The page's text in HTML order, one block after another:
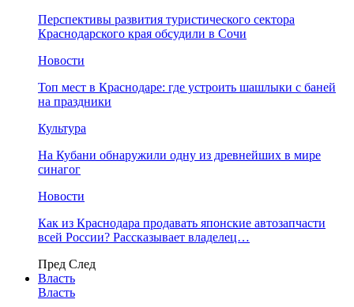
Перспективы развития туристического сектора
Краснодарского края обсудили в Сочи
Новости
Топ мест в Краснодаре: где устроить шашлыки с баней
на праздники
Культура
На Кубани обнаружили одну из древнейших в мире
синагог
Новости
Как из Краснодара продавать японские автозапчасти
всей России? Рассказывает владелец…
Пред След
Власть
Власть